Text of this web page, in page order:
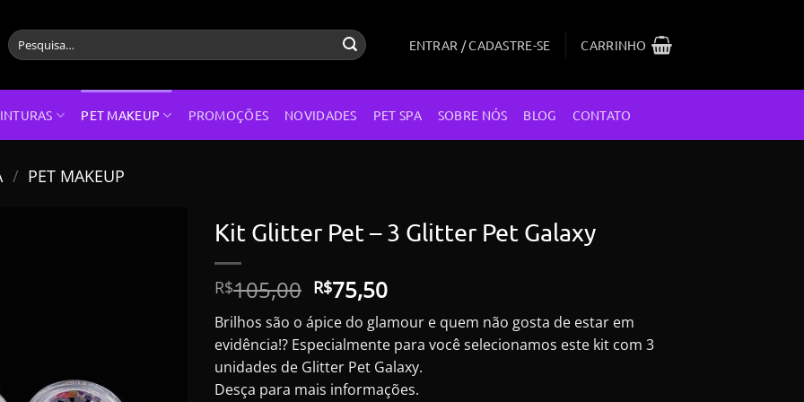
Pesquisar
por:
ENTRAR / CADASTRE-SE CARRINHO
PET MAKEUP PROMOÇÕES NOVIDADES PET SPA SOBRE NÓS BLOG CONTATO
/ PET MAKEUP
Kit Glitter Pet – 3 Glitter Pet Galaxy
R$105,00 O
preço
original
era:
R$105,00.
R$75,50O
atual
é:
R$75,50.
Brilhos são o ápice do glamour e quem não gosta de estar em
evidência!? Especialmente para você selecionamos este kit com 3
unidades de Glitter Pet Galaxy.
Desça para mais informações.